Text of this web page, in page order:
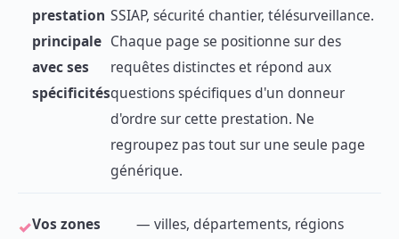
prestation
principale
avec ses
spécificités
SSIAP, sécurité chantier, télésurveillance.
Chaque page se positionne sur des
requêtes distinctes et répond aux
questions spécifiques d'un donneur
d'ordre sur cette prestation. Ne
regroupez pas tout sur une seule page
générique.
Vos zones
— villes, départements, régions